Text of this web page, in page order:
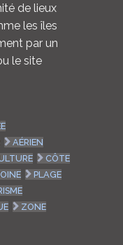
de lieux
les îles
par un
le site
AÉRIEN
CÔTE
PLAGE
ZONE